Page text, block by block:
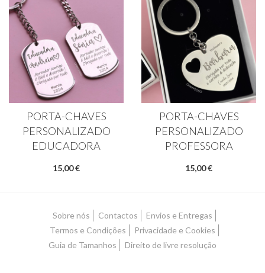
PORTA-CHAVES
PERSONALIZADO
EDUCADORA
15,00 €
PORTA-CHAVES
PERSONALIZADO
PROFESSORA
15,00 €
Sobre nós Contactos
Envios e Entregas
Termos e Condições
Privacidade e Cookies
Guia de Tamanhos
Direito de livre resolução